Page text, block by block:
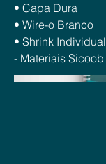
• Capa Dura
• Wire-o Branco
• Shrink Individual
- Materiais Sicoob